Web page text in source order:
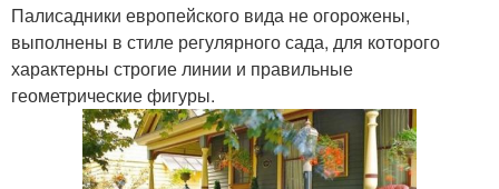
Палисадники европейского вида не огорожены,
выполнены в стиле регулярного сада, для которого
характерны строгие линии и правильные
геометрические фигуры.